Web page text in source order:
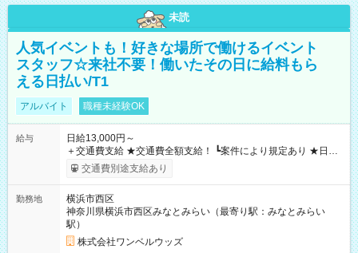
未読
人気イベントも！好きな場所で働けるイベント
スタッフ☆来社不要！働いたその日に給料もら
える日払い/T1
アルバイト 職種未経験OK
給与
日給13,000円～
＋交通費支給 ★交通費全額支給！ ┗案件により規定あり ★日払
いOK！（規定あり） ┗働いたその日に現金GET♪ お仕事後はコ
ンビニATMから 日払い分を引き落とせます！ 【試用期間】試
交通費別途支給あり
勤務地
横浜市西区
神奈川県横浜市西区みなとみらい（最寄り駅：みなとみらい
駅）
株式会社ワンベルウッズ